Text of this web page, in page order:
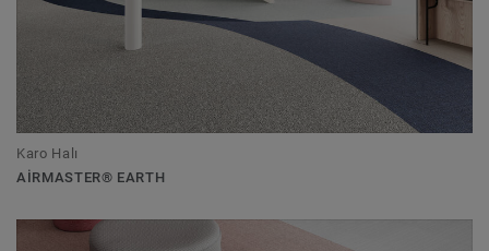
Karo Halı
AIRMASTER® EARTH